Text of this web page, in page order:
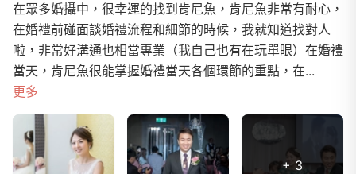
在眾多婚攝中，很幸運的找到肯尼魚，肯尼魚非常有耐心，
在婚禮前碰面談婚禮流程和細節的時候，我就知道找對人
啦，非常好溝通也相當專業（我自己也有在玩單眼）在婚禮
當天，肯尼魚很能掌握婚禮當天各個環節的重點，在...
更多
+ 3